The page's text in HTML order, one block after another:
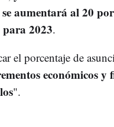
aumentará al 20
2023.
el porcentaje de
económicos y
".